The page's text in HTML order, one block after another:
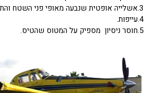
3.אשלייה אופטית שנבעה מאופי פני השטח והתכסית.
4.עייפות.
5.חוסר ניסיון מספיק על המטוס שהטיס.